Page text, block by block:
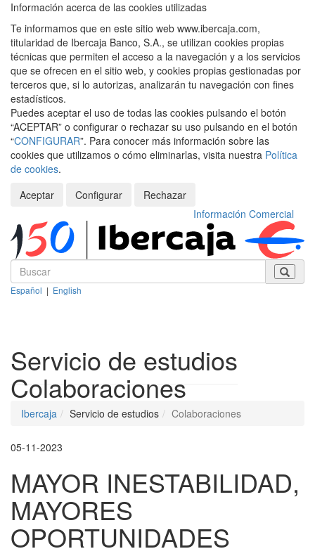
Información acerca de las cookies utilizadas
Te informamos que en este sitio web www.ibercaja.com,
titularidad de Ibercaja Banco, S.A., se utilizan cookies propias
técnicas que permiten el acceso a la navegación y a los servicios
que se ofrecen en el sitio web, y cookies propias gestionadas por
terceros que, si lo autorizas, analizarán tu navegación con fines
estadísticos.
Puedes aceptar el uso de todas las cookies pulsando el botón
“ACEPTAR” o configurar o rechazar su uso pulsando en el botón
“CONFIGURAR”. Para conocer más información sobre las
cookies que utilizamos o cómo eliminarlas, visita nuestra Política
de cookies.
Aceptar
Configurar
Rechazar
Información Comercial
Español | English
Servicio de estudios
Colaboraciones
Ibercaja Servicio de estudios Colaboraciones
05-11-2023
MAYOR INESTABILIDAD,
MAYORES
OPORTUNIDADES